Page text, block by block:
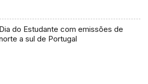
Dia do Estudante com emissões de
a sul de Portugal